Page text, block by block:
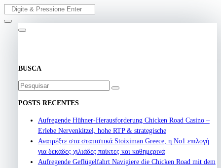
Skip
to
content
Buscar
por:
BUSCA
Buscar
POSTS RECENTES
Aufregende Hühner-Herausforderung Chicken Road Casino –
Erlebe Nervenkitzel, hohe RTP & strategische
Ανατρέξτε στα στατιστικά Stoiximan Greece, η Νο1 επιλογή
για δεκάδες χιλιάδες παίκτες και καθημερινά
Aufregende Geflügelfahrt Navigiere die Chicken Road mit dem